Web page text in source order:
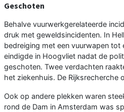
Geschoten
Behalve vuurwerkgerelateerde
druk met geweldsincidenten. In
bedreiging met een vuurwapen tot
eindigde in Hoogvliet nadat de
geschoten. Twee verdachten
het ziekenhuis. De Rijksrecherche
Ook op andere plekken waren
rond de Dam in Amsterdam was